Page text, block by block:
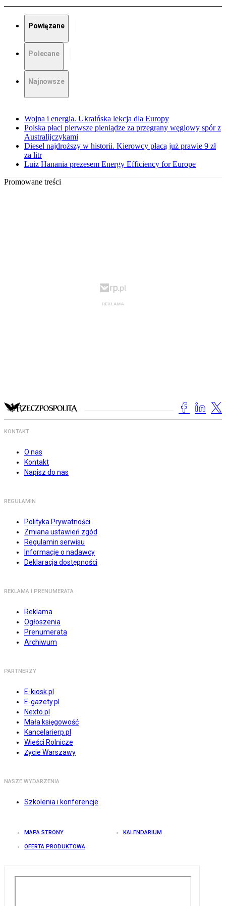
Powiązane
Polecane
Najnowsze
Wojna i energia. Ukraińska lekcja dla Europy
Polska płaci pierwsze pieniądze za przegrany węglowy spór z
Australijczykami
Diesel najdroższy w historii. Kierowcy płacą już prawie 9 zł
za litr
Luiz Hanania prezesem Energy Efficiency for Europe
Promowane treści
KONTAKT
O nas
Kontakt
Napisz do nas
REGULAMIN
Polityka Prywatności
Zmiana ustawień zgód
Regulamin serwisu
Informacje o nadawcy
Deklaracja dostępności
REKLAMA I PRENUMERATA
Reklama
Ogłoszenia
Prenumerata
Archiwum
PARTNERZY
E-kiosk.pl
E-gazety.pl
Nexto.pl
Mała księgowość
Kancelarierp.pl
Wieści Rolnicze
Życie Warszawy
NASZE WYDARZENIA
Szkolenia i konferencje
MAPA STRONY KALENDARIUM
OFERTA PRODUKTOWA